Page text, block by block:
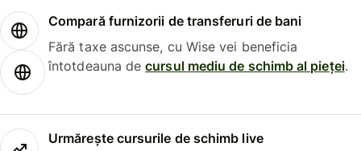
Compară furnizorii de transferuri de bani
Fără taxe ascunse, cu Wise vei beneficia
întotdeauna decursul mediu de schimb al pieței.
Urmărește cursurile de schimb live